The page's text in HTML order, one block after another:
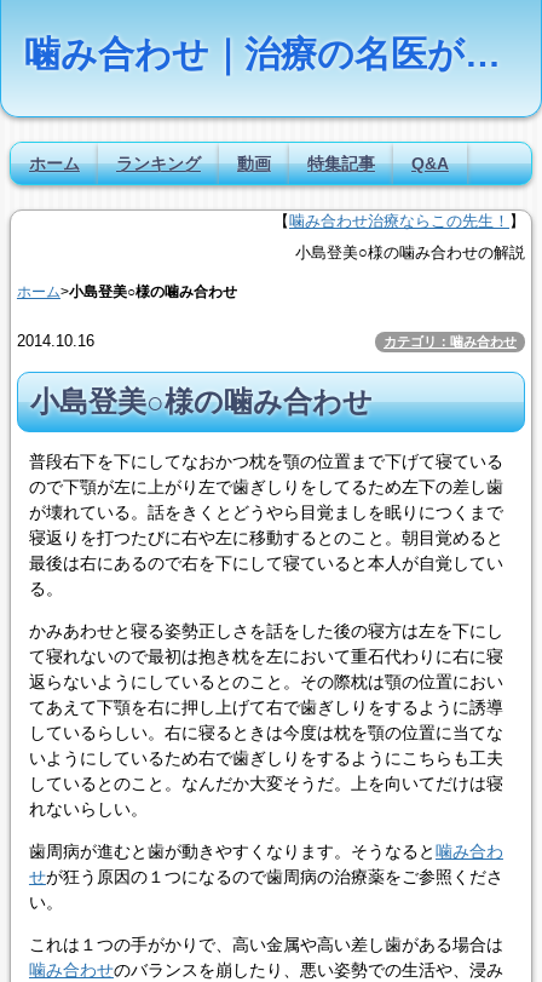
噛み合わせ｜治療の名医が疑問に答える【Dr.NAVI】
ホーム ランキング 動画 特集記事 Q&A
【噛み合わせ治療ならこの先生！ 】
小島登美○様の噛み合わせの解説
ホーム>小島登美○様の噛み合わせ
2014.10.16 カテゴリ：噛み合わせ
小島登美○様の噛み合わせ
普段右下を下にしてなおかつ枕を顎の位置まで下げて寝ている
ので下顎が左に上がり左で歯ぎしりをしてるため左下の差し歯
が壊れている。話をきくとどうやら目覚ましを眠りにつくまで
寝返りを打つたびに右や左に移動するとのこと。朝目覚めると
最後は右にあるので右を下にして寝ていると本人が自覚してい
る。
かみあわせと寝る姿勢正しさを話をした後の寝方は左を下にし
て寝れないので最初は抱き枕を左において重石代わりに右に寝
返らないようにしているとのこと。その際枕は顎の位置におい
てあえて下顎を右に押し上げて右で歯ぎしりをするように誘導
しているらしい。右に寝るときは今度は枕を顎の位置に当てな
いようにしているため右で歯ぎしりをするようにこちらも工夫
しているとのこと。なんだか大変そうだ。上を向いてだけは寝
れないらしい。
歯周病が進むと歯が動きやすくなります。そうなると噛み合わ
せが狂う原因の１つになるので歯周病の治療薬をご参照くださ
い。
これは１つの手がかりで、高い金属や高い差し歯がある場合は
噛み合わせのバランスを崩したり、悪い姿勢での生活や、浸み